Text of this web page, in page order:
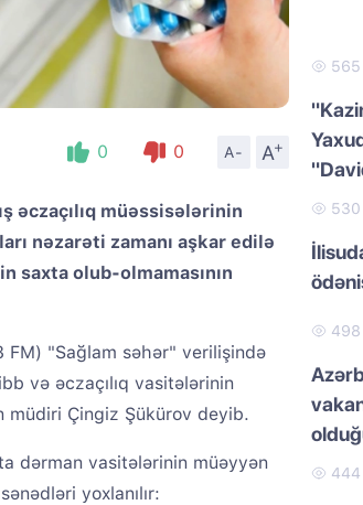
0 0 A- A
+
əczaçılıq müəssisələrinin
nəzarəti zamanı aşkar edilə
saxta olub-olmamasının
"Sağlam səhər" verilişində
və əczaçılıq vasitələrinin
müdiri Çingiz Şükürov deyib.
dərman vasitələrinin müəyyən
yoxlanılır:
565
530
498
444